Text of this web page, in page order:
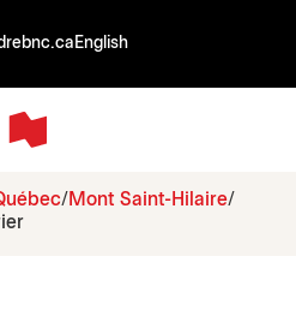
bnc.ca English
Mont Saint-Hilaire